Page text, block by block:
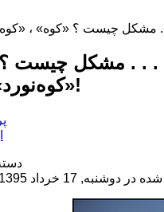
. . . مشکل چیست ؟
«کوه‌نورد» یا چه ؟!
دوشنبه, 17 خرداد 1395 08:23